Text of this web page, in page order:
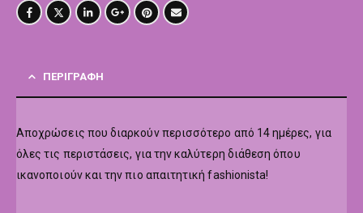
ΠΕΡΙΓΡΑΦΉ
Αποχρώσεις που διαρκούν περισσότερο από 14 ημέρες, για
όλες τις περιστάσεις, για την καλύτερη διάθεση όπου
ικανοποιούν και την πιο απαιτητική fashionista!